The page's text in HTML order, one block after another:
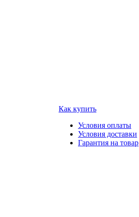
Как купить
Условия оплаты
Условия доставки
Гарантия на товар